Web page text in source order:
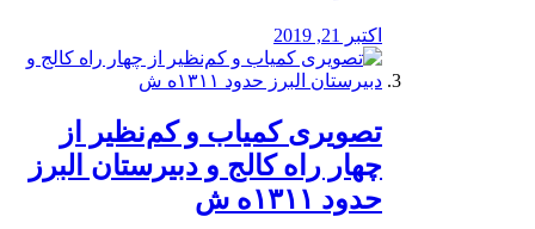
اکتبر 21, 2019
️تصویری کمیاب و کم‌نظیر از
چهار راه كالج و دبيرستان البرز
حدود ۱۳۱۱ه ش